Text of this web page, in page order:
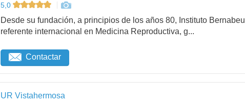
5,0
Desde su fundación, a principios de los años 80, Instituto
referente internacional en Medicina Reproductiva, g...
Contactar
UR Vistahermosa